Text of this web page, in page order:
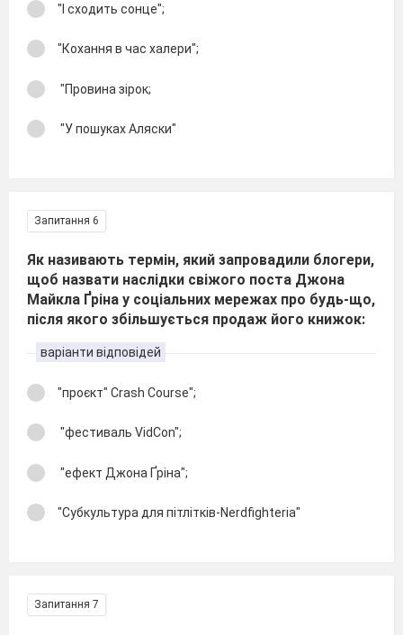
"І сходить сонце";
"Кохання в час халери";
"Провина зірок;
"У пошуках Аляски"
Запитання 6
Як називають термін, який запровадили блогери,
щоб назвати наслідки свіжого поста Джона
Майкла Ґріна у соціальних мережах про будь-що,
після якого збільшується продаж його книжок:
варіанти відповідей
"проєкт" Crash Coursе";
"фестиваль VidCon";
"ефект Джона Ґріна";
"Субкультура для пітлітків-Nerdfighteria"
Запитання 7